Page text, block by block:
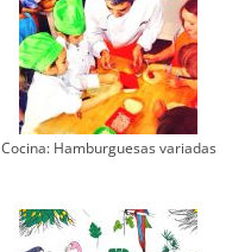
Cocina: Hamburguesas variadas